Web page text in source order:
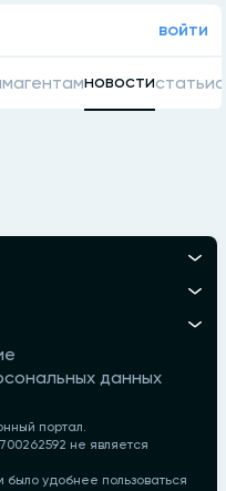
войти
агентамновостистатьи
данных
портал.
не является
удобнее пользоваться